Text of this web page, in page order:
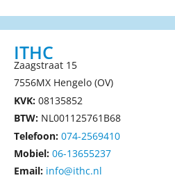
ITHC
Zaagstraat 15
7556MX Hengelo (OV)
KVK: 08135852
BTW: NL001125761B68
Telefoon: 074-2569410
Mobiel: 06-13655237
Email: info@ithc.nl